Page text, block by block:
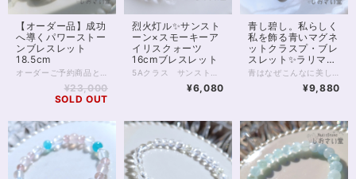
【オーダー品】成功
へ導くパワーストー
ンブレスレット
18.5cm
¥23,000
SOLD OUT
烈火灯ル✨サンスト
ーン×スモーキーア
イリスクォーツ
16cmブレスレット
¥6,080
青し碧し。私らしく
私を飾る青いマグネ
ットクラスプ・ブレ
スレット✨ラリマー
他17cm
¥9,880